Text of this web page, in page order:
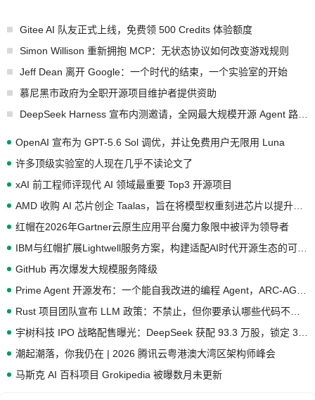
Gitee AI 队友正式上线，免费领 500 Credits 体验额度
Simon Willison 重新拥抱 MCP：无状态协议如何改变游戏规则
Jeff Dean 离开 Google：一个时代的结束，一个实验室的开始
慕尼黑市政府为全职开源项目维护者提供资助
OpenAI 宣布为 GPT-5.6 Sol 调优，并让免费用户无限用 Luna
许多顶级实验室的人现在几乎不读论文了
xAI 前工程师评现代 AI 领域最重要 Top3 开源项目
红帽在2026年Gartner云原生应用平台魔力象限中被评为领导者
GitHub 再次爆发大规模服务降级
潮起潮落，你我仍在 | 2026 腾讯云粤港澳大湾区架构师峰会
马斯克 AI 百科项目 Grokipedia 被曝数月未更新